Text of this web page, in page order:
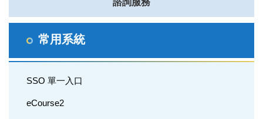
諮詢服務
常用系統
SSO 單一入口
eCourse2